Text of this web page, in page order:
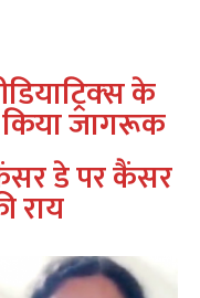
के
जागरूक
डे पर कैंसर
राय